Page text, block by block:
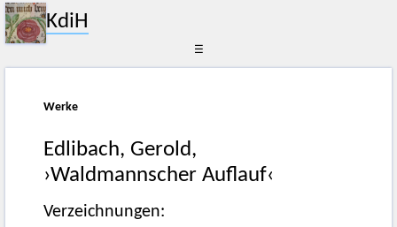
KdiH
☰
Werke
Edlibach, Gerold,
›Waldmannscher Auflauf‹
Verzeichnungen: